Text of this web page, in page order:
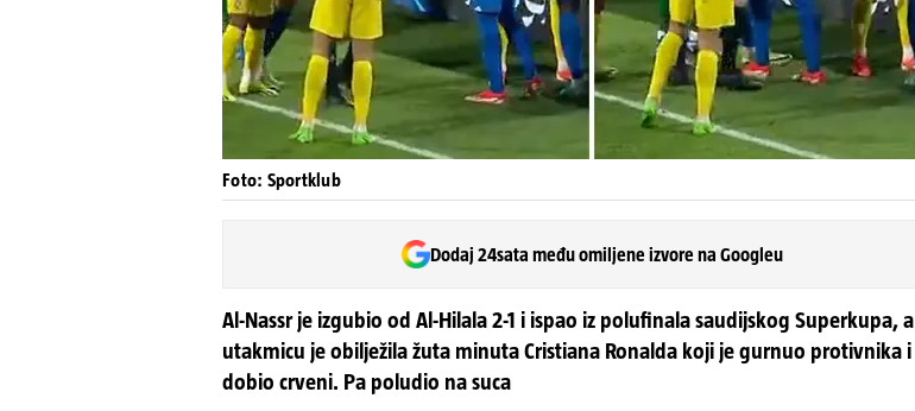
Foto: Sportklub
Dodaj 24sata među omiljene izvore na Googleu
Al-Nassr je izgubio od Al-Hilala 2-1 i ispao iz polufinala saudijskog Superkupa, a
utakmicu je obilježila žuta minuta Cristiana Ronalda koji je gurnuo protivnika i
dobio crveni. Pa poludio na suca